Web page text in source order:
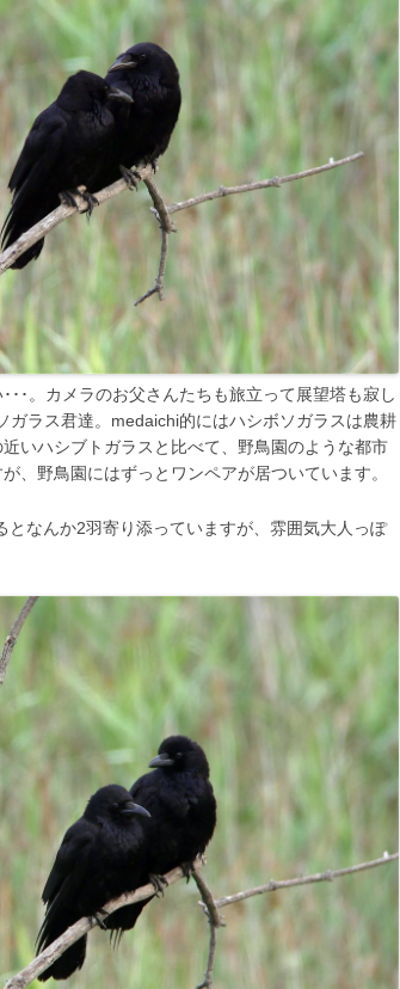
･。カメラのお父さんたちも旅立って展望塔も寂し
ガラス君達。medaichi的にはハシボソガラスは農耕
いハシブトガラスと比べて、野鳥園のような都市
、野鳥園にはずっとワンペアが居ついています。
なんか2羽寄り添っていますが、雰囲気大人っぽ